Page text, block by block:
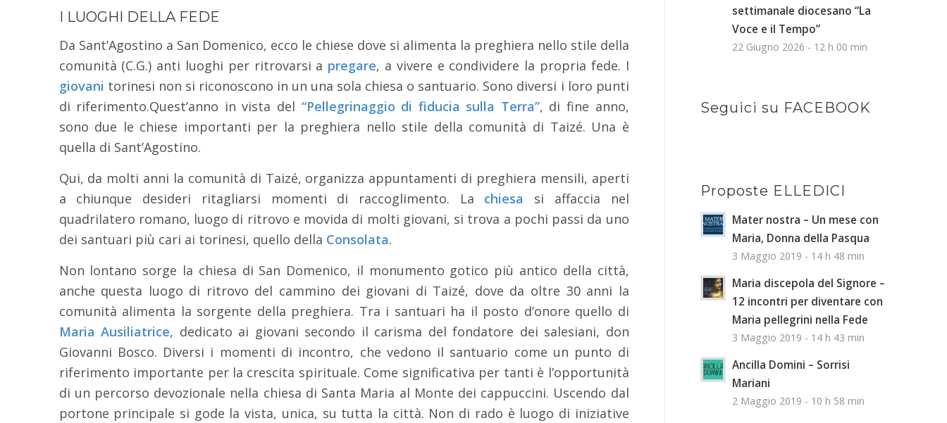
I LUOGHI DELLA FEDE
Da Sant’Agostino a San Domenico, ecco le chiese dove si alimenta la preghiera nello stile della
comunità (C.G.) anti luoghi per ritrovarsi a pregare, a vivere e condividere la propria fede. I
giovani torinesi non si riconoscono in un una sola chiesa o santuario. Sono diversi i loro punti
di riferimento.Quest’anno in vista del “Pellegrinaggio di fiducia sulla Terra”, di fine anno,
sono due le chiese importanti per la preghiera nello stile della comunità di Taizé. Una è
quella di Sant’Agostino.
Qui, da molti anni la comunità di Taizé, organizza appuntamenti di preghiera mensili, aperti
a chiunque desideri ritagliarsi momenti di raccoglimento. La chiesa
si affaccia nel
quadrilatero romano, luogo di ritrovo e movida di molti giovani, si trova a pochi passi da uno
dei santuari più cari ai torinesi, quello della Consolata.
Non lontano sorge la chiesa di San Domenico, il monumento gotico più antico della città,
anche questa luogo di ritrovo del cammino dei giovani di Taizé, dove da oltre 30 anni la
comunità alimenta la sorgente della preghiera. Tra i santuari ha il posto d’onore quello di
Maria Ausiliatrice, dedicato ai giovani secondo il carisma del fondatore dei salesiani, don
Giovanni Bosco. Diversi i momenti di incontro, che vedono il santuario come un punto di
riferimento importante per la crescita spirituale. Come significativa per tanti è l’opportunità
di un percorso devozionale nella chiesa di Santa Maria al Monte dei cappuccini. Uscendo dal
portone principale si gode la vista, unica, su tutta la città. Non di rado è luogo di iniziative
settimanale diocesano “La
Voce e il Tempo”
22 Giugno 2026 - 12 h 00 min
Seguici su FACEBOOK
Proposte ELLEDICI
Mater nostra – Un mese con
Maria, Donna della Pasqua
3 Maggio 2019 - 14 h 48 min
Maria discepola del Signore –
12 incontri per diventare con
Maria pellegrini nella Fede
3 Maggio 2019 - 14 h 43 min
Ancilla Domini – Sorrisi
Mariani
2 Maggio 2019 - 10 h 58 min